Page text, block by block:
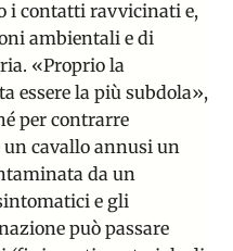
i contatti ravvicinati e,
ambientali e di
«Proprio la
essere la più subdola»,
per contrarre
un cavallo annusi un
da un
e gli
può passare